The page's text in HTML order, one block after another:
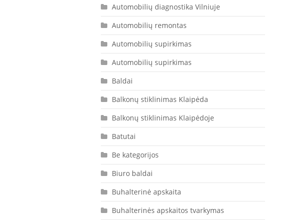
Automobilių diagnostika Vilniuje
Automobilių remontas
Automobilių supirkimas
Automobilių supirkimas
Baldai
Balkonų stiklinimas Klaipėda
Balkonų stiklinimas Klaipėdoje
Batutai
Be kategorijos
Biuro baldai
Buhalterinė apskaita
Buhalterinės apskaitos tvarkymas